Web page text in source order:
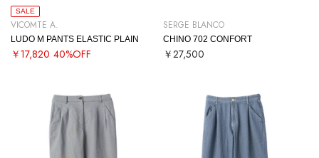
SALE
VICOMTE A.
LUDO M PANTS ELASTIC PLAIN
￥17,820 40%OFF
SERGE BLANCO
CHINO 702 CONFORT
￥27,500